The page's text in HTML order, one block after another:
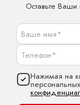
Оставьте
Нажимая на